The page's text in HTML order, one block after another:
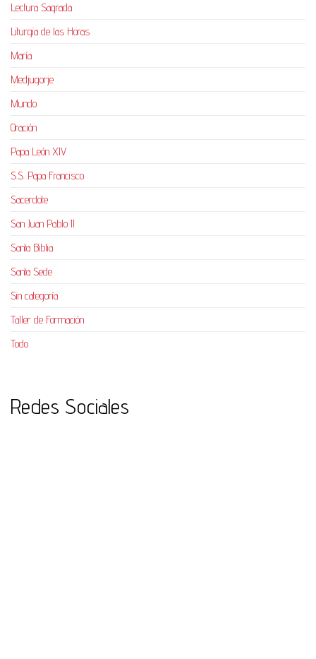
Lectura Sagrada
Liturgia de las Horas
María
Medjugorje
Mundo
Oración
Papa León XIV
S.S. Papa Francisco
Sacerdote
San Juan Pablo II
Santa Biblia
Santa Sede
Sin categoría
Taller de Formación
Todo
Redes Sociales